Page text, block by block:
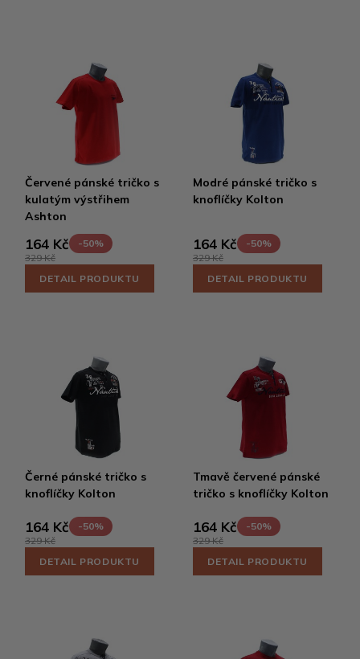
Červené pánské tričko s
kulatým výstřihem
Ashton
164 Kč
-50%
329 Kč
DETAIL PRODUKTU
Modré pánské tričko s
knoflíčky Kolton
164 Kč
-50%
329 Kč
DETAIL PRODUKTU
Černé pánské tričko s
knoflíčky Kolton
164 Kč
-50%
329 Kč
DETAIL PRODUKTU
Tmavě červené pánské
tričko s knoflíčky Kolton
164 Kč
-50%
329 Kč
DETAIL PRODUKTU